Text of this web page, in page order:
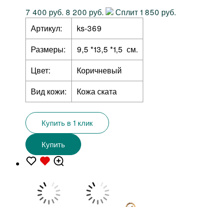
7 400 руб. 8 200 руб.
Сплит 1 850 руб.
Артикул:
ks-369
Размеры:
9,5 *13,5 *1,5 см.
Цвет:
Коричневый
Вид кожи:
Кожа ската
Купить в 1 клик
Купить